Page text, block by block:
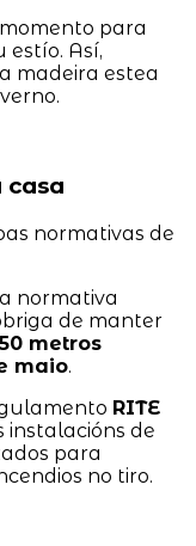
para
estío. Así,
madeira estea
casa
normativas de
normativa
de manter
metros
maio.
RITE
instalacións de
para
no tiro.